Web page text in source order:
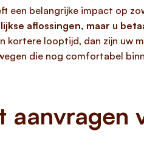
een belangrijke impact op
aflossingen, maar u
kortere looptijd, dan zijn uw
die nog comfortabel